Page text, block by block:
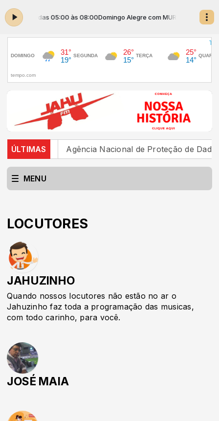
MURILO das 05:00 às 08:00Domingo Alegre com MURILO das 05:00
ÚLTIMAS
no Brasil Agência Nacional de Proteção de Dados
MENU
LOCUTORES
JAHUZINHO
Quando nossos locutores não estão no ar o
Jahuzinho faz toda a programação das musicas,
com todo carinho, para você.
JOSÉ MAIA